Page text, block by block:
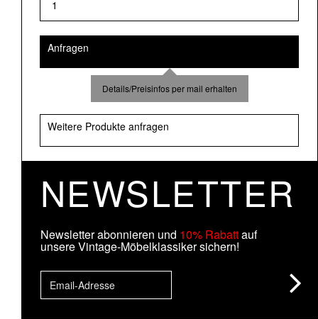
Anfragen
Details/Preisinfos per mail erhalten
Weitere Produkte anfragen
NEWSLETTER
Newsletter abonnieren und 10% Rabattauf
unsere Vintage-Möbelklassiker sichern!